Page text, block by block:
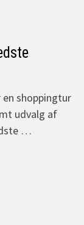
en shoppingtur
udvalg af
…